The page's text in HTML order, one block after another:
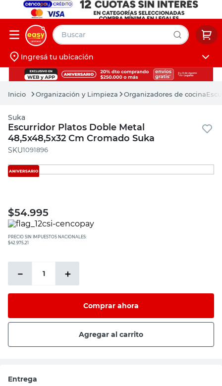
Buscar
Iniciá sesión
Ingresá tu ubicación
Organización y Limpieza Organizadores de cocina
Suka
Escurridor Platos Doble Metal
48,5x48,5x32 Cm Cromado Suka
:1091896
$54.995
PRECIO SIN IMPUESTOS NACIONALES:
$42.975,21
＋
－
Comprar ahora
Agregar al carrito
Entrega
muebles
pintura
escritorio
puertas
placard